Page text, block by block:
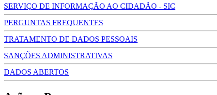
SERVIÇO DE INFORMAÇÃO AO CIDADÃO - SIC
PERGUNTAS FREQUENTES
TRATAMENTO DE DADOS PESSOAIS
SANÇÕES ADMINISTRATIVAS
DADOS ABERTOS